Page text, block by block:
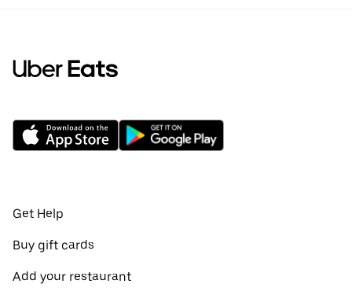
Get Help
Buy gift cards
Add your restaurant